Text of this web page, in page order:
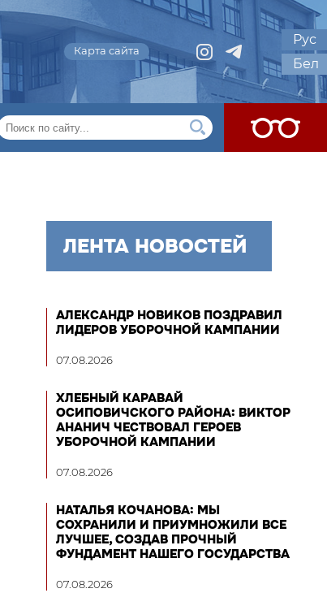
Карта сайта
Рус
Бел
ЛЕНТА НОВОСТЕЙ
АЛЕКСАНДР НОВИКОВ ПОЗДРАВИЛ
ЛИДЕРОВ УБОРОЧНОЙ КАМПАНИИ
07.08.2026
ХЛЕБНЫЙ КАРАВАЙ
ОСИПОВИЧСКОГО РАЙОНА: ВИКТОР
АНАНИЧ ЧЕСТВОВАЛ ГЕРОЕВ
УБОРОЧНОЙ КАМПАНИИ
07.08.2026
НАТАЛЬЯ КОЧАНОВА: МЫ
СОХРАНИЛИ И ПРИУМНОЖИЛИ ВСЕ
ЛУЧШЕЕ, СОЗДАВ ПРОЧНЫЙ
ФУНДАМЕНТ НАШЕГО ГОСУДАРСТВА
07.08.2026